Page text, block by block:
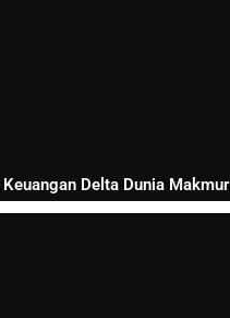
Keuangan Delta Dunia Makmur